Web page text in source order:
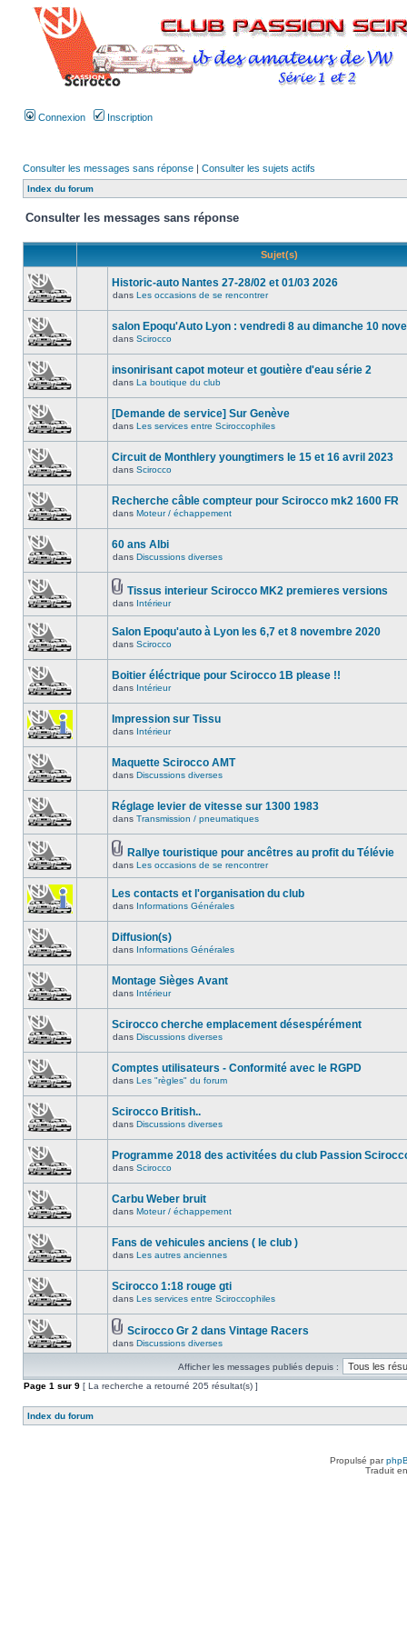
Connexion Inscription
Consulter les messages sans réponse | Consulter les sujets actifs
Index du forum
Consulter les messages sans réponse
Sujet(s)
Historic-auto Nantes 27-28/02 et 01/03 2026
dans Les occasions de se rencontrer
salon Epoqu'Auto Lyon : vendredi 8 au dimanche 10
dans Scirocco
insonirisant capot moteur et goutière d'eau série 2
dans La boutique du club
[Demande de service] Sur Genève
dans Les services entre Sciroccophiles
Circuit de Monthlery youngtimers le 15 et 16 avril 2023
dans Scirocco
Recherche câble compteur pour Scirocco mk2 1600 FR
dans Moteur / échappement
60 ans Albi
dans Discussions diverses
Tissus interieur Scirocco MK2 premieres versions
dans Intérieur
Salon Epoqu'auto à Lyon les 6,7 et 8 novembre 2020
dans Scirocco
Boitier éléctrique pour Scirocco 1B please !!
dans Intérieur
Impression sur Tissu
dans Intérieur
Maquette Scirocco AMT
dans Discussions diverses
Réglage levier de vitesse sur 1300 1983
dans Transmission / pneumatiques
Rallye touristique pour ancêtres au profit du Télévie
dans Les occasions de se rencontrer
Les contacts et l'organisation du club
dans Informations Générales
Diffusion(s)
dans Informations Générales
Montage Sièges Avant
dans Intérieur
Scirocco cherche emplacement désespérément
dans Discussions diverses
Comptes utilisateurs - Conformité avec le RGPD
dans Les "règles" du forum
Scirocco British..
dans Discussions diverses
Programme 2018 des activitées du club Passion
dans Scirocco
Carbu Weber bruit
dans Moteur / échappement
Fans de vehicules anciens ( le club )
dans Les autres anciennes
Scirocco 1:18 rouge gti
dans Les services entre Sciroccophiles
Scirocco Gr 2 dans Vintage Racers
dans Discussions diverses
Afficher les messages publiés depuis :
Page 1 sur 9 [ La recherche a retourné 205 résultat(s) ]
Index du forum
Propulsé par
Traduit